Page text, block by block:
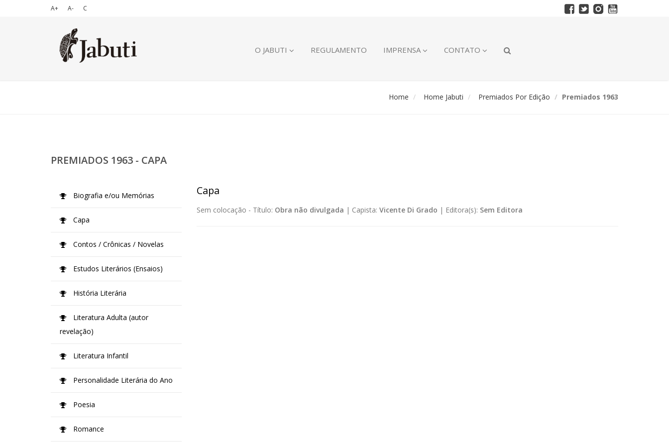
A+ A- C
O JABUTI REGULAMENTO IMPRENSA CONTATO
Home Home Jabuti Premiados Por Edição Premiados 1963
PREMIADOS 1963 - CAPA
Capa
Sem colocação - Título: Obra não divulgada | Capista: Vicente Di Grado | Editora(s): Sem Editora
Biografia e/ou Memórias
Capa
Contos / Crônicas / Novelas
Estudos Literários (Ensaios)
História Literária
Literatura Adulta (autor
revelação)
Literatura Infantil
Personalidade Literária do Ano
Poesia
Romance